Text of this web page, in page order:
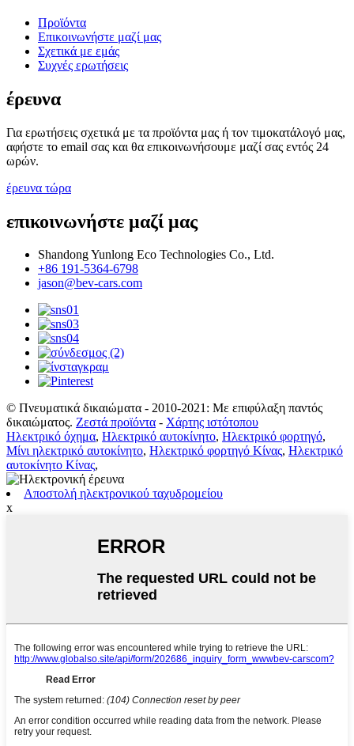
Προϊόντα
Επικοινωνήστε μαζί μας
Σχετικά με εμάς
Συχνές ερωτήσεις
έρευνα
Για ερωτήσεις σχετικά με τα προϊόντα μας ή τον τιμοκατάλογό μας,
αφήστε το email σας και θα επικοινωνήσουμε μαζί σας εντός 24
ωρών.
έρευνα τώρα
επικοινωνήστε μαζί μας
Shandong Yunlong Eco Technologies Co., Ltd.
+86 191-5364-6798
jason@bev-cars.com
© Πνευματικά δικαιώματα - 2010-2021: Με επιφύλαξη παντός
δικαιώματος. Ζεστά προϊόντα - Χάρτης ιστότοπου
Ηλεκτρικό όχημα, Ηλεκτρικό αυτοκίνητο, Ηλεκτρικό φορτηγό,
Μίνι ηλεκτρικό αυτοκίνητο, Ηλεκτρικό φορτηγό Κίνας, Ηλεκτρικό
αυτοκίνητο Κίνας,
Αποστολή ηλεκτρονικού ταχυδρομείου
x